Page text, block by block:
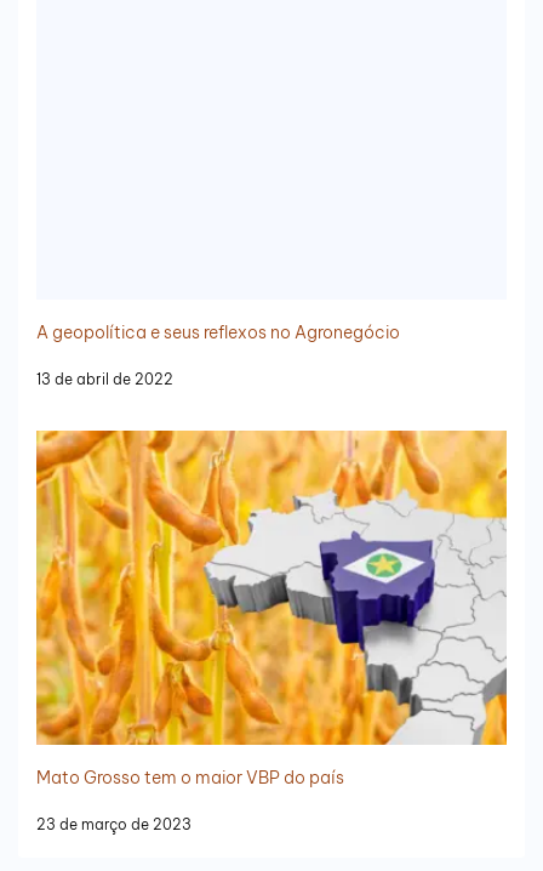
A geopolítica e seus reflexos no Agronegócio
13 de abril de 2022
Mato Grosso tem o maior VBP do país
23 de março de 2023